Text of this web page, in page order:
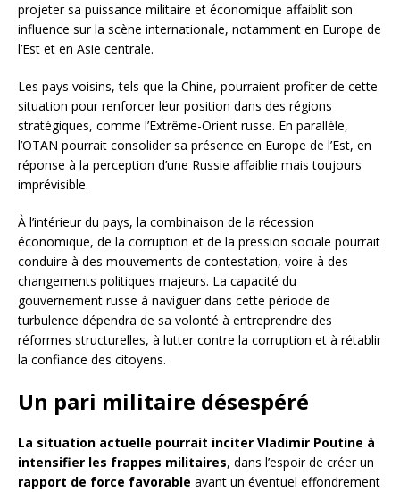
projeter sa puissance militaire et économique affaiblit son
influence sur la scène internationale, notamment en Europe de
l’Est et en Asie centrale.
Les pays voisins, tels que la Chine, pourraient profiter de cette
situation pour renforcer leur position dans des régions
stratégiques, comme l’Extrême-Orient russe. En parallèle,
l’OTAN pourrait consolider sa présence en Europe de l’Est, en
réponse à la perception d’une Russie affaiblie mais toujours
imprévisible.
À l’intérieur du pays, la combinaison de la récession
économique, de la corruption et de la pression sociale pourrait
conduire à des mouvements de contestation, voire à des
changements politiques majeurs. La capacité du
gouvernement russe à naviguer dans cette période de
turbulence dépendra de sa volonté à entreprendre des
réformes structurelles, à lutter contre la corruption et à rétablir
la confiance des citoyens.
Un pari militaire désespéré
La situation actuelle pourrait inciter Vladimir Poutine à
intensifier les frappes militaires, dans l’espoir de créer un
rapport de force favorable avant un éventuel effondrement